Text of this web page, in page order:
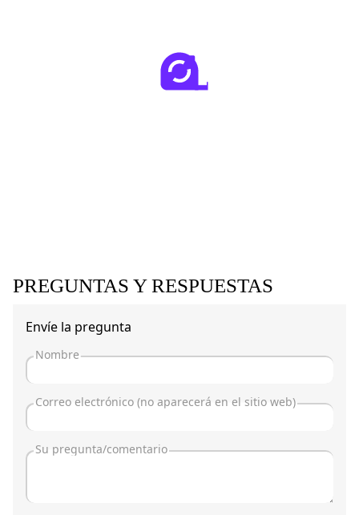
PREGUNTAS Y RESPUESTAS
Envíe la pregunta